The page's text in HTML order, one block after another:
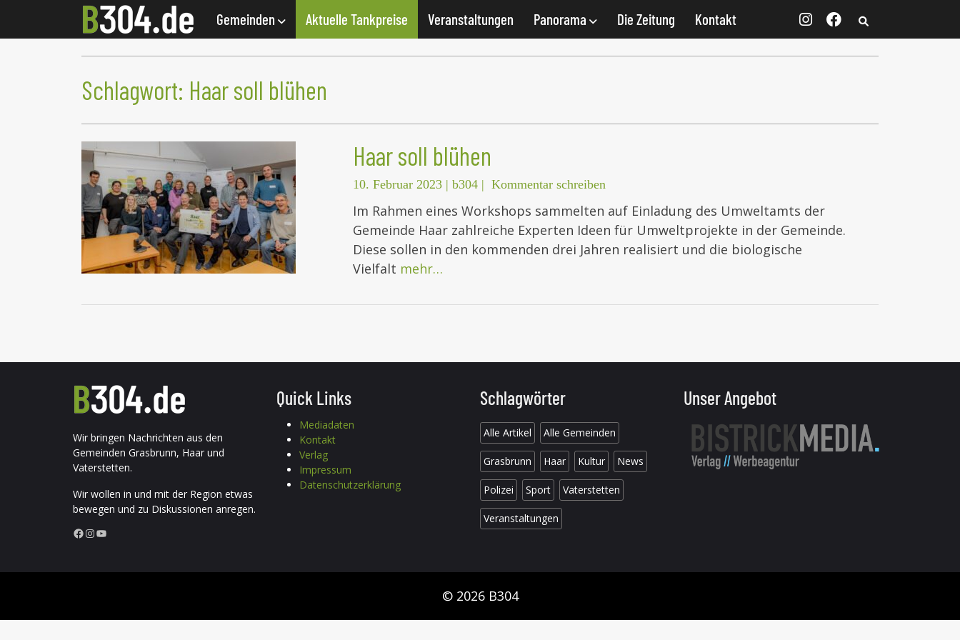
Gemeinden Aktuelle Tankpreise Veranstaltungen Panorama Die Zeitung Kontakt
Schlagwort: Haar soll blühen
Haar soll blühen
10. Februar 2023 | b304 | Kommentar schreiben
Im Rahmen eines Workshops sammelten auf Einladung des Umweltamts der
Gemeinde Haar zahlreiche Experten Ideen für Umweltprojekte in der Gemeinde.
Diese sollen in den kommenden drei Jahren realisiert und die biologische
Vielfalt mehr…
Wir bringen Nachrichten aus den
Gemeinden Grasbrunn, Haar und
Vaterstetten.
Wir wollen in und mit der Region etwas
bewegen und zu Diskussionen anregen.
Facebook InstagramYouTube
Quick Links
Mediadaten
Kontakt
Verlag
Impressum
Datenschutzerklärung
Schlagwörter
Alle Artikel Alle Gemeinden
Grasbrunn Haar Kultur News
Polizei Sport Vaterstetten
Veranstaltungen
Unser Angebot
© 2026 B304